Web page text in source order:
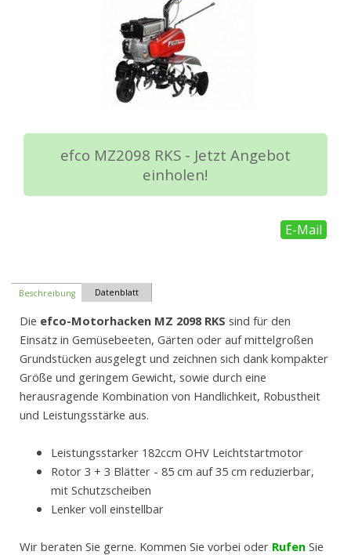
efco MZ2098 RKS - Jetzt Angebot
einholen!
E-Mail
Beschreibung Datenblatt
Die efco-Motorhacken MZ 2098 RKS sind für den
Einsatz in Gemüsebeeten, Gärten oder auf mittelgroßen
Grundstücken ausgelegt und zeichnen sich dank kompakter
Größe und geringem Gewicht, sowie durch eine
herausragende Kombination von Handlichkeit, Robustheit
und Leistungsstärke aus.
Leistungsstarker 182ccm OHV Leichtstartmotor
Rotor 3 + 3 Blätter - 85 cm auf 35 cm reduzierbar,
mit Schutzscheiben
Lenker voll einstellbar
Wir beraten Sie gerne. Kommen Sie vorbei oder Rufen Sie